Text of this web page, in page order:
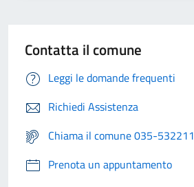
Contatta il comune
Leggi le domande frequenti
Richiedi Assistenza
Chiama il comune 035-532211
Prenota un appuntamento